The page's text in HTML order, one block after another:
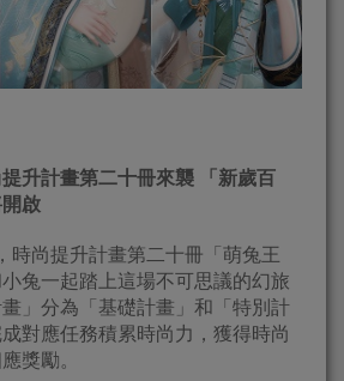
提升計畫第二十冊來襲 「新歲百
啟
時尚提升計畫第二十冊「萌兔王
兔一起踏上這場不可思議的幻旅
」分為「基礎計畫」和「特別計
對應任務積累時尚力，獲得時尚
獎勵。